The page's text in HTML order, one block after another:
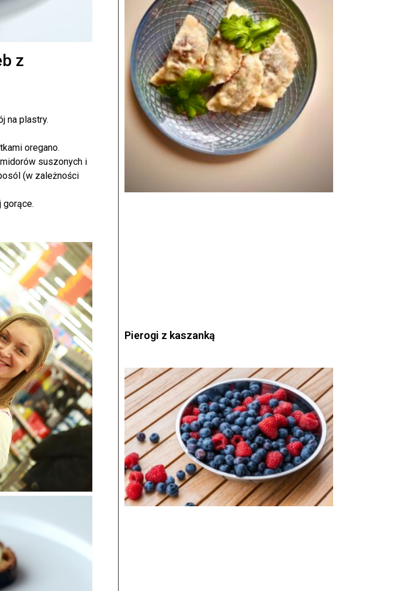
z
na plastry.
oregano.
suszonych i
(w zależności
gorące.
Pierogi z kaszanką